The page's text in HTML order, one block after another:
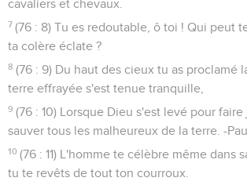
cavaliers et chevaux.
7 (76 : 8) Tu es redoutable, ô toi ! Qui peut
ta colère éclate ?
8 (76 : 9) Du haut des cieux tu as proclamé
terre effrayée s'est tenue tranquille,
9 (76 : 10) Lorsque Dieu s'est levé pour
sauver tous les malheureux de la terre. -
10 (76 : 11) L'homme te célèbre même dans
tu te revêts de tout ton courroux.